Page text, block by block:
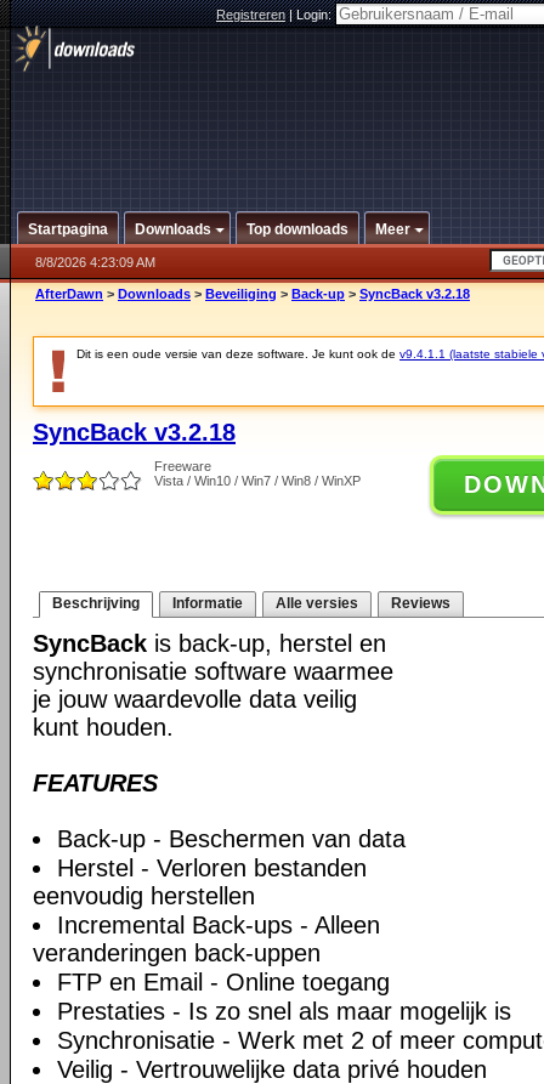
Registreren|Login:
Startpagina Downloads Top downloads Meer
8/8/2026 4:23:09 AM
AfterDawn > Downloads > Beveiliging > Back-up > SyncBack v3.2.18
Dit is een oude versie van deze software. Je kunt ook de v9.4.1.1 (laatste stabiele
SyncBack v3.2.18
Freeware
Vista / Win10 / Win7 / Win8 / WinXP
Beschrijving Informatie Alle versies Reviews
SyncBack is back-up, herstel en
synchronisatie software waarmee
je jouw waardevolle data veilig
kunt houden.
FEATURES
Back-up - Beschermen van data
Herstel - Verloren bestanden
eenvoudig herstellen
Incremental Back-ups - Alleen
veranderingen back-uppen
FTP en Email - Online toegang
Prestaties - Is zo snel als maar mogelijk is
Synchronisatie - Werk met 2 of meer
Veilig - Vertrouwelijke data privé houden